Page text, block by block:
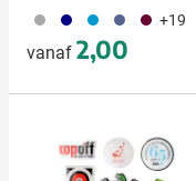
491 492 130 042 010 +19
vanaf 2,00